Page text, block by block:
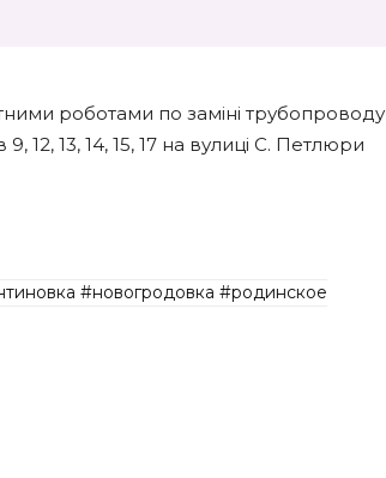
роботами по заміні трубопроводу
13, 14, 15, 17 на вулиці С. Петлюри
#новогродовка #родинское